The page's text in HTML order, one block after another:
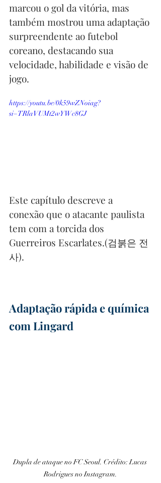
marcou o gol da vitória, mas
também mostrou uma adaptação
surpreendente ao futebol
coreano, destacando sua
velocidade, habilidade e visão de
jogo.
https://youtu.be/0k59wZNoiag?
si=TRlaVUMt2wYWc8GJ
Este capítulo descreve a
conexão que o atacante paulista
tem com a torcida dos
Guerreiros Escarlates.(검붉은 전
사).
Adaptação rápida e química
com Lingard
Dupla de ataque no FC Seoul. Crédito: Lucas
Rodrigues no Instagram.